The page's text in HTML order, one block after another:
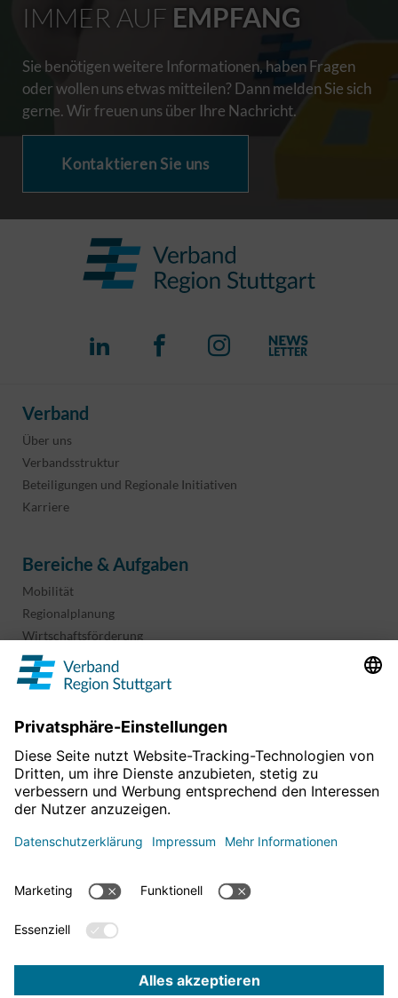
Für mehr News
hier entlang!
IMMER AUF EMPFANG
Sie benötigen weitere Informationen, haben Fragen
oder wollen uns etwas mitteilen? Dann melden Sie sich
gerne. Wir freuen uns über Ihre Nachricht.
Kontaktieren Sie uns
Verband
Über uns
Verbandsstruktur
Beteiligungen und Regionale Initiativen
Karriere
Bereiche & Aufgaben
Mobilität
Regionalplanung
Wirtschaftsförderung
Sport und Kultur
Projekte & Programme
Informationen & Downloads
Geoinformation
Datenschutz
Barrierefreiheitserklärung